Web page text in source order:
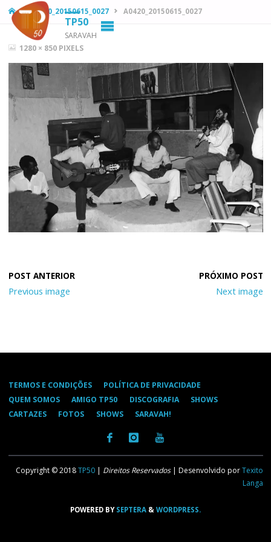
TP50
SARAVAH
HOMEA0420_20150615_0027 A0420_20150615_0027
FULL1280 × 850 PIXELS
Previous image Next image
TERMOS E CONDIÇÕES
POLÍTICA DE PRIVACIDADE
QUEM SOMOS
AMIGO TP50 DISCOGRAFIA
SHOWS
CARTAZES
FOTOS SHOWS SARAVAH!
Copyright © 2018TP50 | Direitos Reservados| Desenvolvido porTexito
Langa
POWERED BYSEPTERA & WORDPRESS.